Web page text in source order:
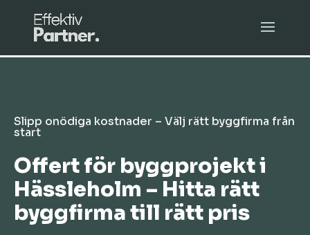
Slipp onödiga kostnader – Välj rätt byggfirma från
start
Offert för byggprojekt i
Hässleholm – Hitta rätt
byggfirma till rätt pris